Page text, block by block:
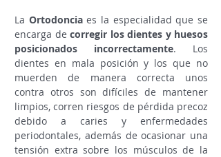
La Ortodonciaes la especialidad que se
encarga de corregir los dientes y huesos
posicionados incorrectamente. Los
dientes en mala posición y los que no
muerden de manera correcta unos
contra otros son difíciles de mantener
limpios, corren riesgos de pérdida precoz
debido a caries y enfermedades
periodontales, además de ocasionar una
tensión extra sobre los músculos de la